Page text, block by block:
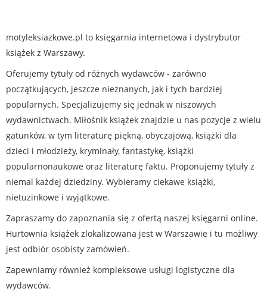
motyleksiazkowe.pl to księgarnia internetowa i dystrybutor
książek z Warszawy.
Oferujemy tytuły od różnych wydawców - zarówno
początkujących, jeszcze nieznanych, jak i tych bardziej
popularnych. Specjalizujemy się jednak w niszowych
wydawnictwach. Miłośnik książek znajdzie u nas pozycje z wielu
gatunków, w tym literaturę piękną, obyczajową, książki dla
dzieci i młodzieży, kryminały, fantastykę, książki
popularnonaukowe oraz literaturę faktu. Proponujemy tytuły z
niemal każdej dziedziny. Wybieramy ciekawe książki,
nietuzinkowe i wyjątkowe.
Zapraszamy do zapoznania się z ofertą naszej księgarni online.
Hurtownia książek zlokalizowana jest w Warszawie i tu możliwy
jest odbiór osobisty zamówień.
Zapewniamy również kompleksowe usługi logistyczne dla
wydawców.